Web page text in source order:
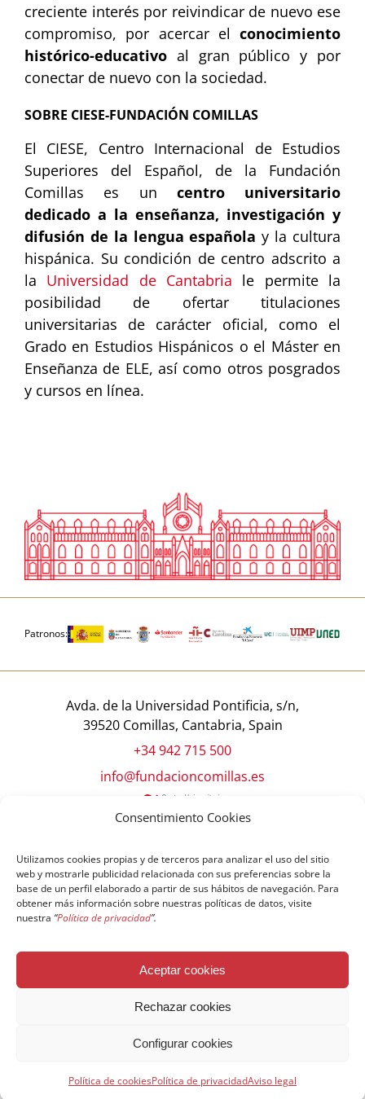
Consentimiento Cookies
Utilizamos cookies propias y de terceros para analizar el uso del sitio
web y mostrarle publicidad relacionada con sus preferencias sobre la
base de un perfil elaborado a partir de sus hábitos de navegación. Para
obtener más información sobre nuestras políticas de datos, visite
nuestra “Política de privacidad”.
Aceptar cookies
Rechazar cookies
Configurar cookies
Política de cookiesPolítica de privacidadAviso legal
creciente interés por reivindicar de nuevo ese
compromiso, por acercar el conocimiento
histórico-educativo al gran público y por
conectar de nuevo con la sociedad.
SOBRE CIESE-FUNDACIÓN COMILLAS
El CIESE, Centro Internacional de Estudios
Superiores del Español, de la Fundación
Comillas es un centro universitario
dedicado a la enseñanza, investigación y
difusión de la lengua española y la cultura
hispánica. Su condición de centro adscrito a
la Universidad de Cantabria le permite la
posibilidad de ofertar titulaciones
universitarias de carácter oficial, como el
Grado en Estudios Hispánicos o el Máster en
Enseñanza de ELE, así como otros posgrados
y cursos en línea.
Patronos:
Avda. de la Universidad Pontificia, s/n,
39520 Comillas, Cantabria, Spain
+34 942 715 500
info@fundacioncomillas.es
© Copyright Fundación Comillas
Política de cookies
Política de privacidad
Aviso legal